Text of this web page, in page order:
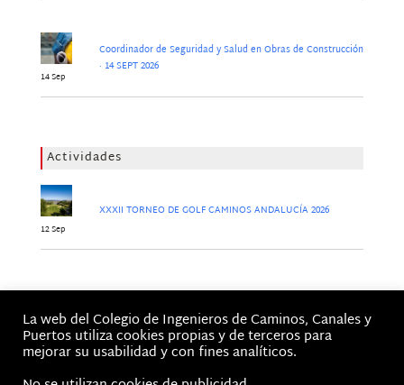
14 Sep
Coordinador de Seguridad y Salud en Obras de Construcción
· 14 SEPT 2026
Actividades
12 Sep
XXXII TORNEO DE GOLF CAMINOS ANDALUCÍA 2026
Jornadas
No hay Jornadas
La web del Colegio de Ingenieros de Caminos, Canales y
Puertos utiliza cookies propias y de terceros para
mejorar su usabilidad y con fines analíticos.